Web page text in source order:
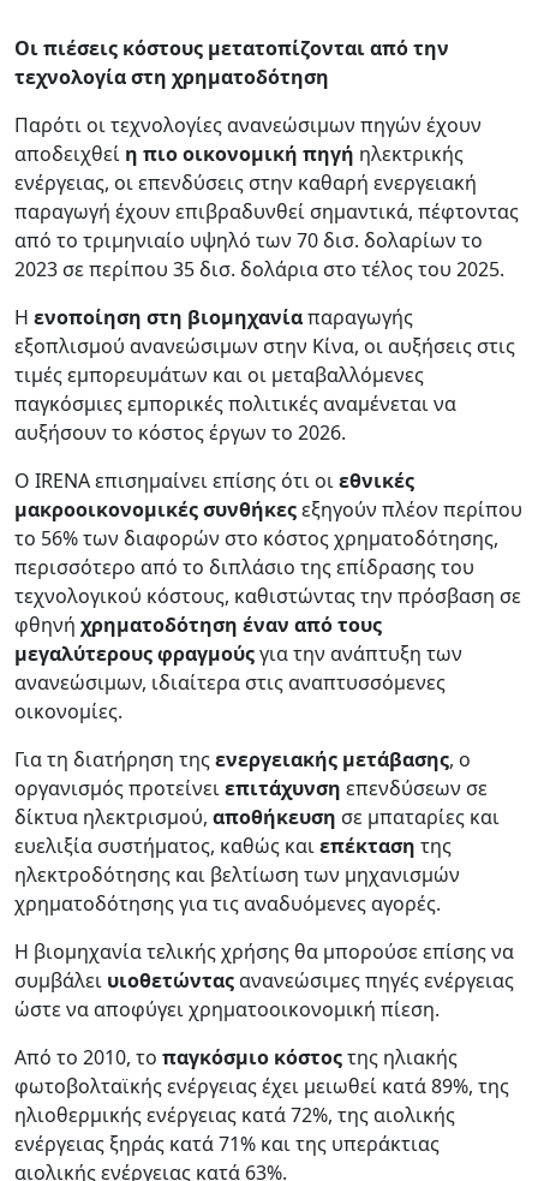
Οι πιέσεις κόστους μετατοπίζονται από την
τεχνολογία στη χρηματοδότηση
Παρότι οι τεχνολογίες ανανεώσιμων πηγών έχουν
αποδειχθεί η πιο οικονομική πηγή ηλεκτρικής
ενέργειας, οι επενδύσεις στην καθαρή ενεργειακή
παραγωγή έχουν επιβραδυνθεί σημαντικά, πέφτοντας
από το τριμηνιαίο υψηλό των 70 δισ. δολαρίων το
2023 σε περίπου 35 δισ. δολάρια στο τέλος του 2025.
Η ενοποίηση στη βιομηχανίαπαραγωγής
εξοπλισμού ανανεώσιμων στην Κίνα, οι αυξήσεις στις
τιμές εμπορευμάτων και οι μεταβαλλόμενες
παγκόσμιες εμπορικές πολιτικές αναμένεται να
αυξήσουν το κόστος έργων το 2026.
Ο IRENA επισημαίνει επίσης ότι οιεθνικές
μακροοικονομικές συνθήκεςεξηγούν πλέον περίπου
το 56% των διαφορών στο κόστος χρηματοδότησης,
περισσότερο από το διπλάσιο της επίδρασης του
τεχνολογικού κόστους, καθιστώντας την πρόσβαση σε
φθηνή χρηματοδότηση έναν από τους
μεγαλύτερους φραγμούςγια την ανάπτυξη των
ανανεώσιμων, ιδιαίτερα στις αναπτυσσόμενες
οικονομίες.
Για τη διατήρηση τηςενεργειακής μετάβασης, ο
οργανισμός προτείνειεπιτάχυνση επενδύσεων σε
δίκτυα ηλεκτρισμού, αποθήκευση σε μπαταρίες και
ευελιξία συστήματος, καθώς καιεπέκταση της
ηλεκτροδότησης και βελτίωση των μηχανισμών
χρηματοδότησης για τις αναδυόμενες αγορές.
Η βιομηχανία τελικής χρήσης θα μπορούσε επίσης να
συμβάλει υιοθετώνταςανανεώσιμες πηγές ενέργειας
ώστε να αποφύγει χρηματοοικονομική πίεση.
Από το 2010, το παγκόσμιο κόστοςτης ηλιακής
φωτοβολταϊκής ενέργειας έχει μειωθεί κατά 89%, της
ηλιοθερμικής ενέργειας κατά 72%, της αιολικής
ενέργειας ξηράς κατά 71% και της υπεράκτιας
αιολικής ενέργειας κατά 63%.